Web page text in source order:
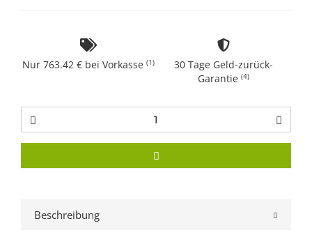
Nur 763.42 € bei Vorkasse (1)
30 Tage Geld-zurück-
Garantie (4)
Beschreibung